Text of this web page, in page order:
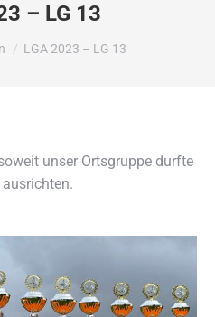
– LG 13
hier:LGA 2023 – LG 13
unser Ortsgruppe durfte